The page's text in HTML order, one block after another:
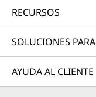
RECURSOS
SOLUCIONES PARA
AYUDA AL CLIENTE